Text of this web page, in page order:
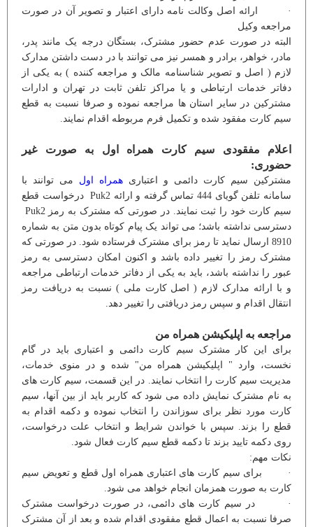
· ارائه اصل وکالت نامه دارای اعتبار و تصویر آن در صورت
مراجعه وکیل
البته در صورت عدم حضور مشترک، بستگان درجه یک مانند پدر،
مادر، خواهر، برادر و همسر نیز می توانند با در دست داشتن مدارک
لازم ( اصل و تصویر شناسنامه مالک و مراجعه کننده ) به یکی از
دفاتر خدمات ارتباطی و یا مراکز تلفن ثابت در تهران و ادارات
مشترکین در سایر استان ها مراجعه نموده و صرفا نسبت به قطع
سیم کارت مفقود شده و تکمیل فرم مربوطه اقدام نمایند.
اعلام مفقودی سیم کارت همراه اول به صورت غیر
حضوری:
مشترکین سیم کارت دائمی و اعتباری همراه اول می توانند با
سامانه تلفن گویای 444 تماس گرفته و ارائه Puk2 درخواست قطع
دسترسی نداشته باشد؛ می تواند یک پیام کوتاه بدون متن به شماره
8910 ارسال نماید تا رمز برای مشترک فرستاده شود. در صورتی که
مشترک رمز را تغییر داده باشد و اکنون امکان دسترسی به رمز
عبور را نداشته باشد، باید به یکی از دفاتر خدمات ارتباطی مراجعه
و با ارائه مدارک لازم ( اصل کارت ملی ) نسبت به دریافت رمز
انتقال اقدام و سپس رمز دریافتی را تغییر دهد.
مراجعه به اپلیکیشن همراه من
برای این کار مشترک سیم کارت دائمی و اعتباری باید در گام
نخست، وارد " اپلیکیشن همراه من" شده و در منوی خدمات،
مدیریت سیم کارت را انتخاب نمایند. در این قسمت، سیم کارت های
به نام مشترک نمایش داده می شود که کاربر باید از بین آنها، سیم
کارت مورد نظر برای سوزاندن را انتخاب نموده و دکمه اقدام به
قطع را بزند. سپس با خواندن شرایط و انتخاب علت درخواست،
روی دکمه تایید بزند تا دکمه قطع سیم کارت فعال شود.
نکات مهم:
· برای سیم کارت های اعتباری همراه اول قطع و تعویض سیم
کارت به صورت همزمان انجام خواهد می شود.
· در سیم کارت های دائمی، در صورت درخواست مشترک
صرفا نسبت به اعمال قطع مفقودی اقدام شده و بعد از آن مشترک